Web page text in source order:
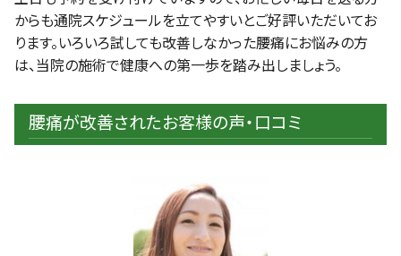
からも通院スケジュールを立てやすいとご好評いただいてお
ります。いろいろ試しても改善しなかった腰痛にお悩みの方
は、当院の施術で健康への第一歩を踏み出しましょう。
腰痛が改善されたお客様の声・口コミ